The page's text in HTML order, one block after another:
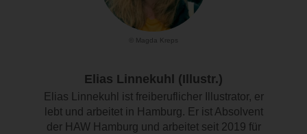
© Magda Kreps
Elias Linnekuhl (Illustr.)
Elias Linnekuhl ist freiberuflicher Illustrator, er
lebt und arbeitet in Hamburg. Er ist Absolvent
der HAW Hamburg und arbeitet seit 2019 für